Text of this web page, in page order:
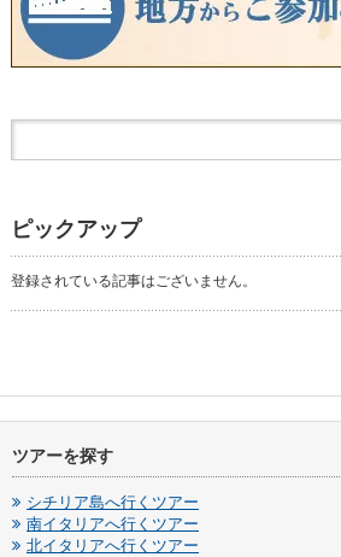
ピックアップ
登録されている記事はございません。
ツアーを探す
シチリア島へ行くツアー
南イタリアへ行くツアー
北イタリアへ行くツアー